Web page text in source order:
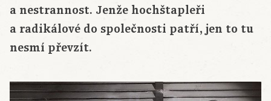
a nestrannost. Jenže hochštapleři
a radikálové do společnosti patří, jen to tu
nesmí převzít.